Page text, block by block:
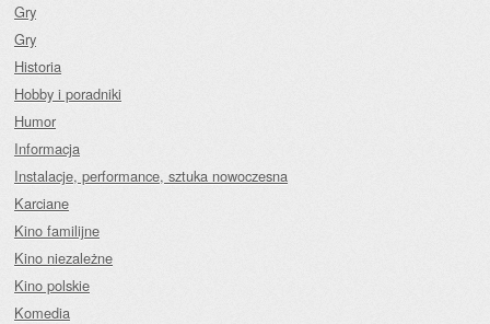
Gry
Gry
Historia
Hobby i poradniki
Humor
Informacja
Instalacje, performance, sztuka nowoczesna
Karciane
Kino familijne
Kino niezależne
Kino polskie
Komedia